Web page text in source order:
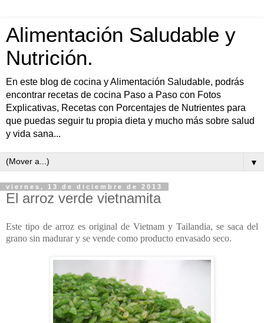
Alimentación Saludable y
Nutrición.
En este blog de cocina y Alimentación Saludable, podrás
encontrar recetas de cocina Paso a Paso con Fotos
Explicativas, Recetas con Porcentajes de Nutrientes para
que puedas seguir tu propia dieta y mucho más sobre salud
y vida sana...
▼
viernes, 13 de diciembre de 2013
El arroz verde vietnamita
Este tipo de arroz es original de Vietnam y Tailandia, se saca del
grano sin madurar y se vende como producto envasado seco.